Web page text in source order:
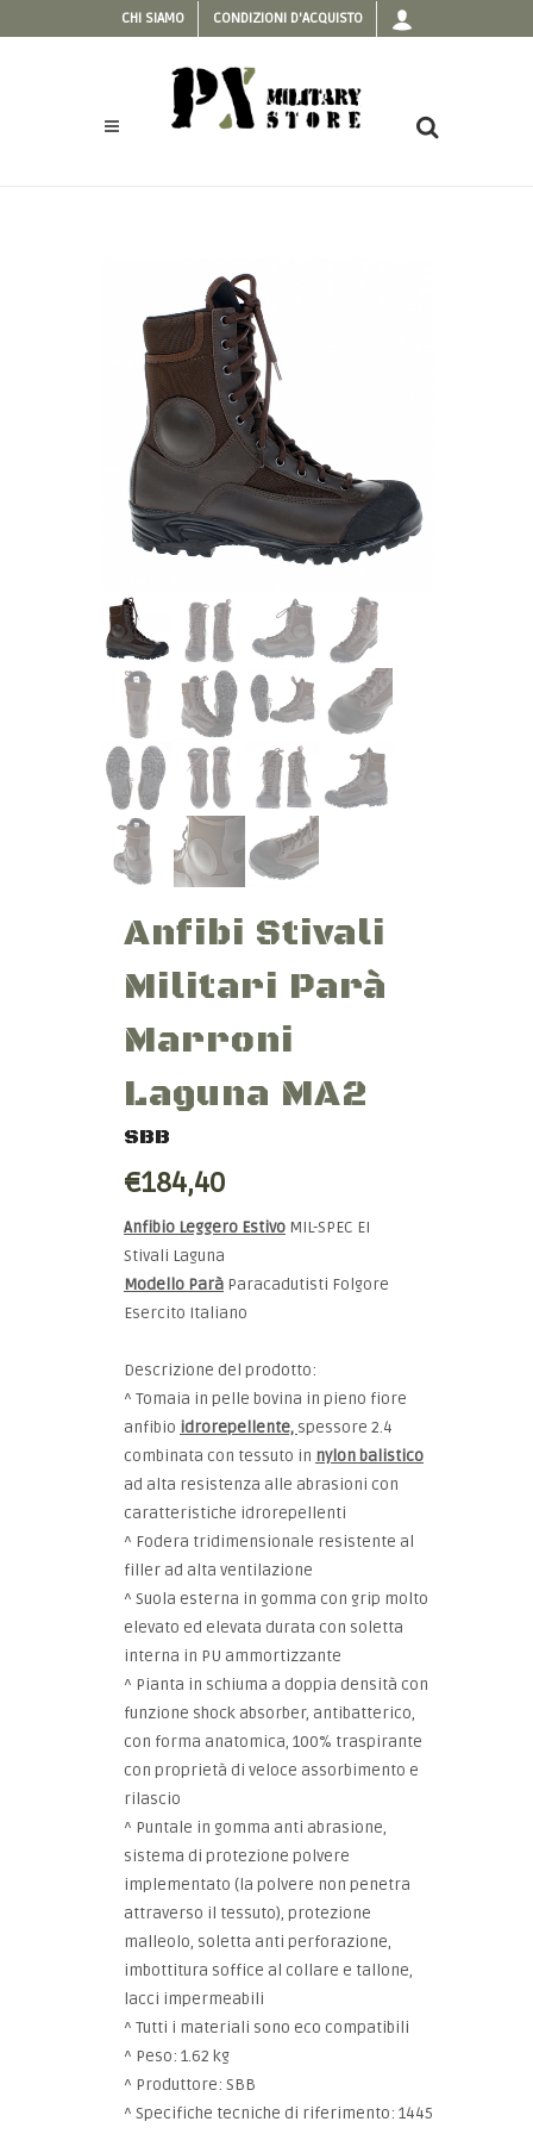
CHI SIAMO CONDIZIONI D'ACQUISTO
Anfibi Stivali
Militari Parà
Marroni
Laguna MA2
SBB
€184,40
Anfibio Leggero Estivo MIL-SPEC EI
Stivali Laguna
Modello Parà Paracadutisti Folgore
Esercito Italiano
Descrizione del prodotto:
^ Tomaia in pelle bovina in pieno fiore
anfibio idrorepellente, spessore 2.4
combinata con tessuto in nylon balistico
ad alta resistenza alle abrasioni con
caratteristiche idrorepellenti
^ Fodera tridimensionale resistente al
filler ad alta ventilazione
^ Suola esterna in gomma con grip molto
elevato ed elevata durata con soletta
interna in PU ammortizzante
^ Pianta in schiuma a doppia densità con
funzione shock absorber, antibatterico,
con forma anatomica, 100% traspirante
con proprietà di veloce assorbimento e
rilascio
^ Puntale in gomma anti abrasione,
sistema di protezione polvere
implementato (la polvere non penetra
attraverso il tessuto), protezione
malleolo, soletta anti perforazione,
imbottitura soffice al collare e tallone,
lacci impermeabili
^ Tutti i materiali sono eco compatibili
^ Peso: 1.62 kg
^ Produttore: SBB
^ Specifiche tecniche di riferimento: 1445